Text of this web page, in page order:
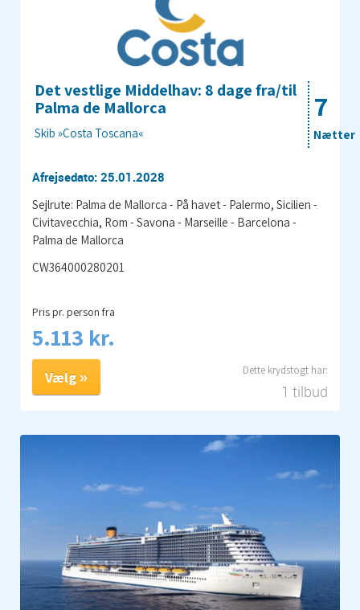
7
Nætter
Det vestlige Middelhav: 8 dage fra/til
Palma de Mallorca
Skib »Costa Toscana«
Afrejsedato: 25.01.2028
Sejlrute: Palma de Mallorca - På havet - Palermo, Sicilien -
Civitavecchia, Rom - Savona - Marseille - Barcelona -
Palma de Mallorca
CW364000280201
Pris pr. person fra
5.113 kr.
1 tilbud
Vælg